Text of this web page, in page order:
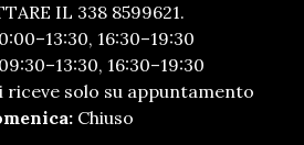
IL 338 8599621.
16:30–19:30
16:30–19:30
riceve solo su appuntamento
Chiuso